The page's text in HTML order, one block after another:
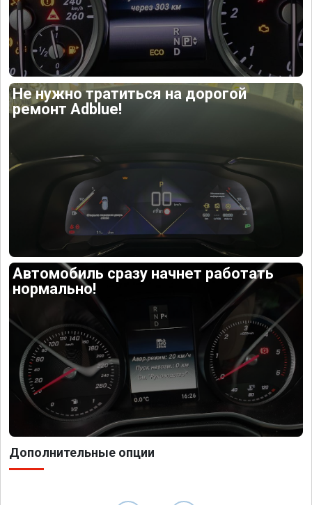
Не нужно тратиться на дорогой
ремонт Adblue!
Автомобиль сразу начнет работать
нормально!
Дополнительные опции